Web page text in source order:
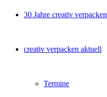
30 Jahre creativ verpacken
creativ verpacken aktuell
Termine